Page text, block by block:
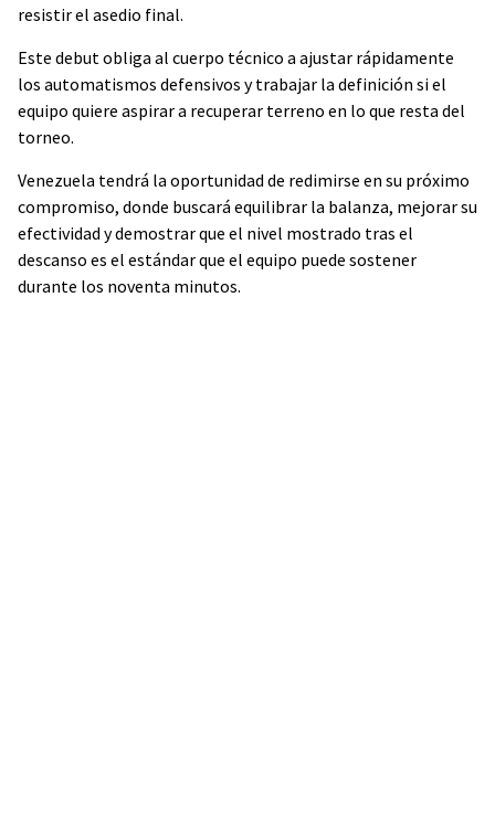
resistir el asedio final.
Este debut obliga al cuerpo técnico a ajustar rápidamente
los automatismos defensivos y trabajar la definición si el
equipo quiere aspirar a recuperar terreno en lo que resta del
torneo.
Venezuela tendrá la oportunidad de redimirse en su próximo
compromiso, donde buscará equilibrar la balanza, mejorar su
efectividad y demostrar que el nivel mostrado tras el
descanso es el estándar que el equipo puede sostener
durante los noventa minutos.